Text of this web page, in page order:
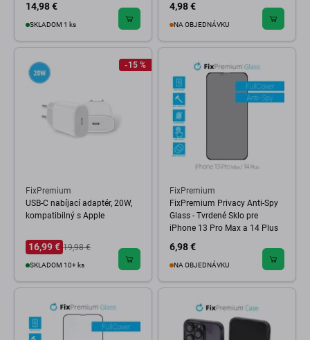
14,98 €
SKLADOM 1 ks
4,98 €
NA OBJEDNÁVKU
-15 %
FixPremium
USB-C nabíjací adaptér, 20W,
kompatibilný s Apple
16,99 € 19,98 €
SKLADOM 10+ ks
FixPremium
FixPremium Privacy Anti-Spy
Glass - Tvrdené Sklo pre
iPhone 13 Pro Max a 14 Plus
6,98 €
NA OBJEDNÁVKU